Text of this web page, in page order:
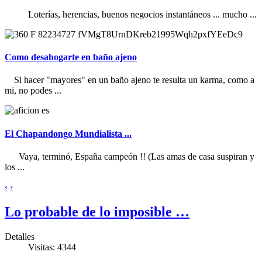
Loterías, herencias, buenos negocios instantáneos ... mucho ...
Como desahogarte en baño ajeno
Si hacer "mayores" en un baño ajeno te resulta un karma, como a
mi, no podes ...
El Chapandongo Mundialista ...
Vaya, terminó, España campeón !! (Las amas de casa suspiran y
los ...
‹ ›
Lo probable de lo imposible …
Detalles
Visitas: 4344